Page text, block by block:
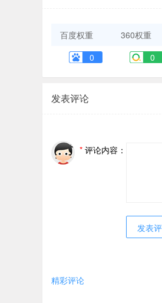
百度权重 360权重
0
0
发表评论
* 评论内容：
精彩评论